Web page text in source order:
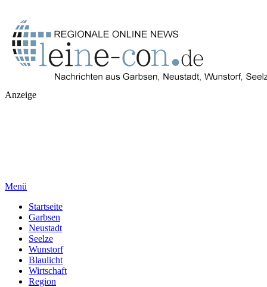
Anzeige
Menü
Startseite
Garbsen
Neustadt
Seelze
Wunstorf
Blaulicht
Wirtschaft
Region